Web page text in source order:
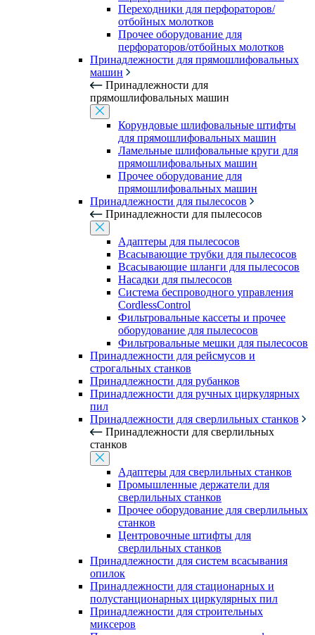
Переходники для перфораторов/
отбойных молотков
Прочее оборудование для
перфораторов/отбойных молотков
Принадлежности для прямошлифовальных
машин
Принадлежности для
прямошлифовальных машин
Корундовые шлифовальные штифты
для прямошлифовальных машин
Ламельные шлифовальные круги для
прямошлифовальных машин
Прочее оборудование для
прямошлифовальных машин
Принадлежности для пылесосов
Принадлежности для пылесосов
Адаптеры для пылесосов
Всасывающие трубки для пылесосов
Всасывающие шланги для пылесосов
Насадки для пылесосов
Система беспроводного управления
CordlessControl
Фильтровальные кассеты и прочее
оборудование для пылесосов
Фильтровальные мешки для пылесосов
Принадлежности для рейсмусов и
строгальных станков
Принадлежности для рубанков
Принадлежности для ручных циркулярных
пил
Принадлежности для сверлильных станков
Принадлежности для сверлильных
станков
Адаптеры для сверлильных станков
Промышленные держатели для
сверлильных станков
Прочее оборудование для сверлильных
станков
Центровочные штифты для
сверлильных станков
Принадлежности для систем всасывания
опилок
Принадлежности для стационарных и
полустанционарных циркулярных пил
Принадлежности для строительных
миксеров